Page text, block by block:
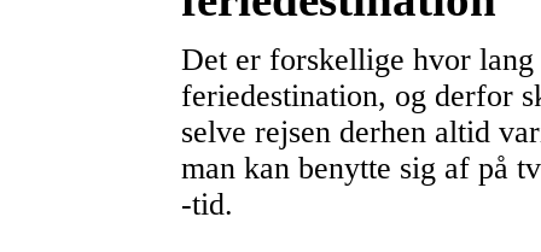
Det er forskellige hvor
feriedestination, og derfor
selve rejsen derhen altid
man kan benytte sig af på
-tid.